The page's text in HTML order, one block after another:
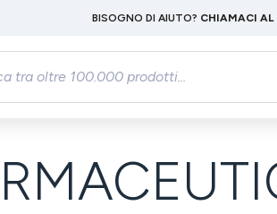
BISOGNO DI AIUTO? CHIAMACI